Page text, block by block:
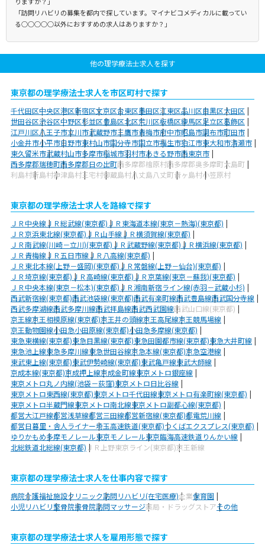
「訪問リハビリの募集を都内で探しています。マイナビコメディカルに載ってい
る○○○○○以外におすすめの求人はありますか？」
他の理学療法士求人を探す
東京都の理学療法士求人を市区町村で探す
千代田区中央区港区新宿区文京区台東区墨田区江東区品川区目黒区大田区
世田谷区渋谷区中野区杉並区豊島区北区荒川区板橋区練馬区足立区葛飾区
江戸川区八王子市立川市武蔵野市三鷹市青梅市府中市昭島市調布市町田市
小金井市小平市日野市東村山市国分寺市国立市福生市狛江市東大和市清瀬市
東久留米市武蔵村山市多摩市稲城市羽村市あきる野市西東京市
西多摩郡瑞穂町西多摩郡日の出町西多摩郡檜原村西多摩郡奥多摩町大島町
利島村新島村神津島村三宅村御蔵島村八丈島八丈町青ヶ島村小笠原村
東京都の理学療法士求人を路線で探す
ＪＲ中央線ＪＲ総武線(東京都)ＪＲ東海道本線(東京－熱海)(東京都)
ＪＲ京浜東北線(東京都)ＪＲ山手線ＪＲ横須賀線(東京都)
ＪＲ南武線(川崎－立川)(東京都)ＪＲ武蔵野線(東京都)ＪＲ横浜線(東京都)
ＪＲ青梅線ＪＲ五日市線ＪＲ八高線(東京都)
ＪＲ東北本線(上野－盛岡)(東京都)ＪＲ常磐線(上野－仙台)(東京都)
ＪＲ埼京線(東京都)ＪＲ高崎線(東京都)ＪＲ京葉線(東京－蘇我)(東京都)
ＪＲ中央本線(東京－松本)(東京都)ＪＲ湘南新宿ライン線(赤羽－武蔵小杉)
西武新宿線(東京都)西武池袋線(東京都)西武有楽町線西武豊島線西武国分寺線
西武多摩湖線西武多摩川線西武拝島線西武西武園線西武山口線(東京都)
京王線京王相模原線(東京都)京王井の頭線京王高尾線京王競馬場線
京王動物園線小田急小田原線(東京都)小田急多摩線(東京都)
東急東横線(東京都)東急目黒線(東京都)東急田園都市線(東京都)東急大井町線
東急池上線東急多摩川線東急世田谷線京急本線(東京都)京急空港線
東武東上線(東京都)東武伊勢崎線(東京都)東武亀戸線東武大師線
京成本線(東京都)京成押上線京成金町線東京メトロ銀座線
東京メトロ丸ノ内線(池袋－荻窪)東京メトロ日比谷線
東京メトロ東西線(東京都)東京メトロ千代田線東京メトロ有楽町線(東京都)
東京メトロ半蔵門線東京メトロ南北線東京メトロ副都心線(東京都)
都営大江戸線都営浅草線都営三田線都営新宿線(東京都)都電荒川線
都営日暮里・舎人ライナー埼玉高速鉄道(東京都)つくばエクスプレス(東京都)
ゆりかもめ多摩モノレール東京モノレール東京臨海高速鉄道りんかい線
北総鉄道北総線(東京都) ＪＲ上野東京ライン(東京都)京王新線
東京都の理学療法士求人を仕事内容で探す
病院介護福祉施設クリニック訪問リハビリ(在宅医療)企業保育園
小児リハビリ整骨院接骨院訪問マッサージ薬局・ドラッグストアその他
東京都の理学療法士求人を雇用形態で探す